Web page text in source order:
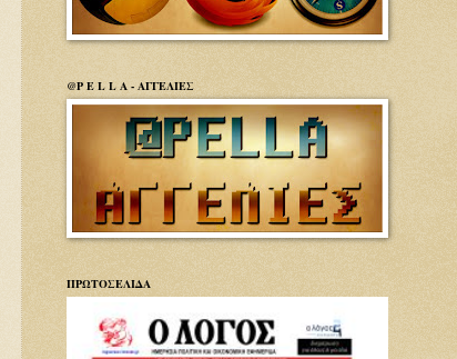
@P E L L A - ΑΓΓΕΛΙΕΣ
ΠΡΩΤΟΣΕΛΙΔΑ